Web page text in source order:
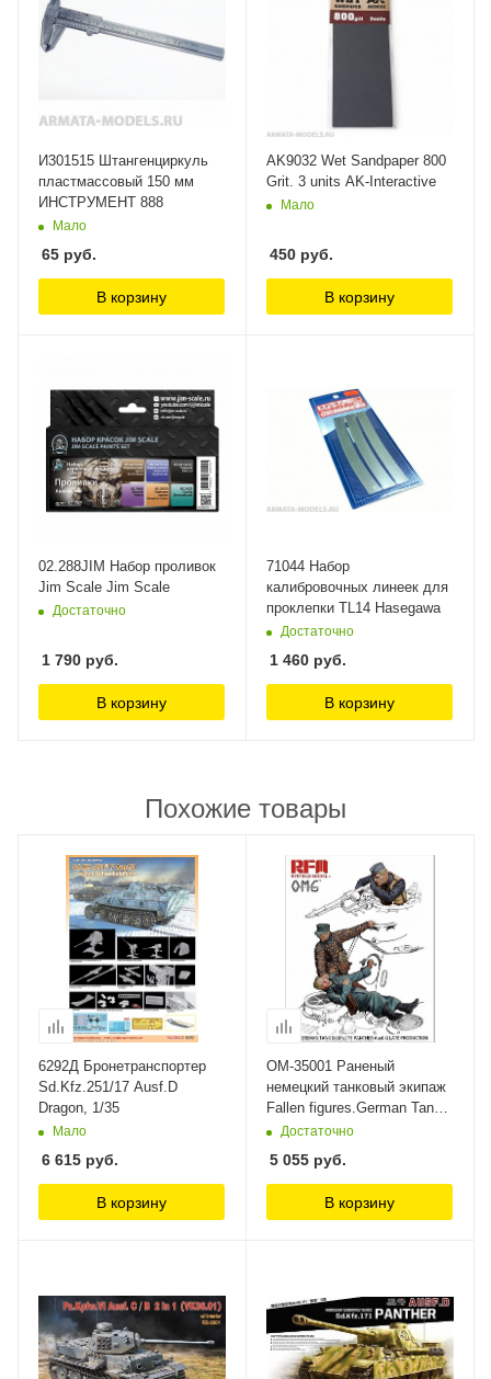
И301515 Штангенциркуль
пластмассовый 150 мм
ИНСТРУМЕНТ 888
Мало
65 руб.
В корзину
AK9032 Wet Sandpaper 800
Grit. 3 units AK-Interactive
Мало
450 руб.
В корзину
02.288JIM Набор проливок
Jim Scale Jim Scale
Достаточно
1 790 руб.
В корзину
71044 Набор
калибровочных линеек для
проклепки TL14 Hasegawa
Достаточно
1 460 руб.
В корзину
Похожие товары
6292Д Бронетранспортер
Sd.Kfz.251/17 Ausf.D
Dragon, 1/35
Мало
6 615 руб.
В корзину
OM-35001 Раненый
немецкий танковый экипаж
Fallen figures.German Tank
Sd.Kfz.171 Panther Rye
Достаточно
5 055 руб.
В корзину